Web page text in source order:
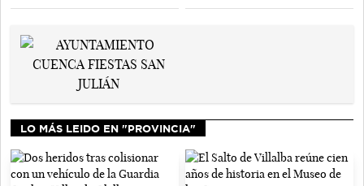
LO MÁS LEIDO EN "PROVINCIA"